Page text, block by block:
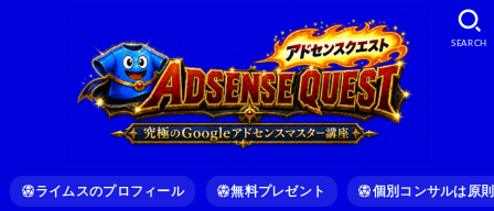
ライムスのプロフィール 無料プレゼント 個別コンサルは原
SEARCH